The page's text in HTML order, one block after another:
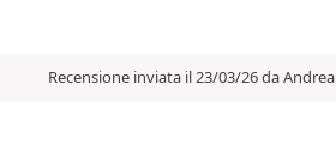
Recensione inviata il 23/03/26 da